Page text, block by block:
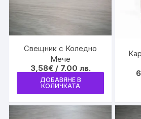
Свещник с Коледно
Мече
3,58€ / 7.00 лв.
ДОБАВЯНЕ В
КОЛИЧКАТА